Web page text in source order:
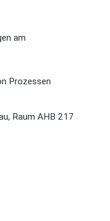
am
Prozessen
Raum AHB 217